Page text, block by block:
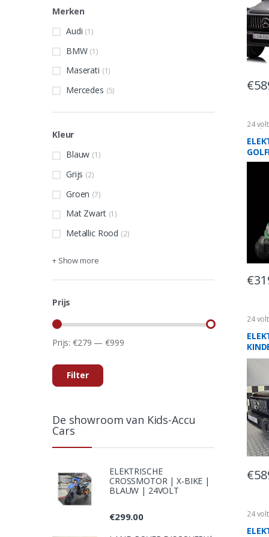
€
24
| 24
€
24
€
24
Merken
Audi (1)
BMW (1)
Maserati (1)
Mercedes (5)
Kleur
Blauw (1)
Grijs (2)
Groen (7)
Mat Zwart (1)
Metallic Rood (2)
+ Show more
Prijs
Filter
Prijs:€279 —€999
De showroom van Kids-Accu
Cars
ELEKTRISCHE
CROSSMOTOR | X-BIKE |
BLAUW | 24VOLT
€299.00